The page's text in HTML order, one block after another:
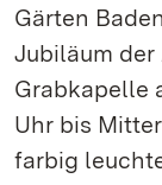
Gärten
Jubiläum
Grabkapelle
Uhr bis
farbig